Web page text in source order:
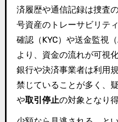
済履歴や通信記録は捜査
号資産のトレーサビリテ
確認（KYC）や送金監視
より、資金の流れが可視
銀行や決済事業者は利用
禁じていることが多く、
や取引停止の対象となり得